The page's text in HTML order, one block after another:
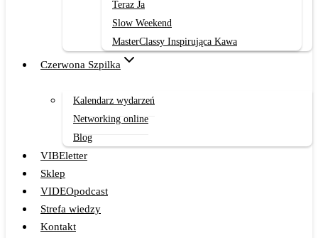
Teraz Ja
Slow Weekend
MasterClassy Inspirująca Kawa
Czerwona Szpilka
Kalendarz wydarzeń
Networking online
Blog
VIBEletter
Sklep
VIDEOpodcast
Strefa wiedzy
Kontakt